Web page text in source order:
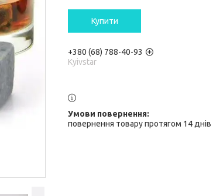
Купити
+380 (68) 788-40-93
Kyivstar
повернення товару протягом 14 днів